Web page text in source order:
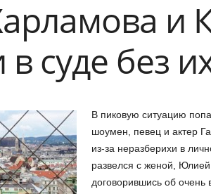
и
в суде без
В пиковую ситуацию
шоумен, певец и актер
из-за неразберихи в
развелся с женой,
договорившись об